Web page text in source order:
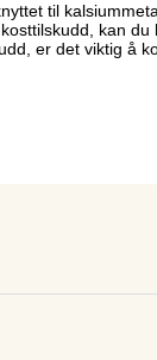
til
kan du
er det viktig å